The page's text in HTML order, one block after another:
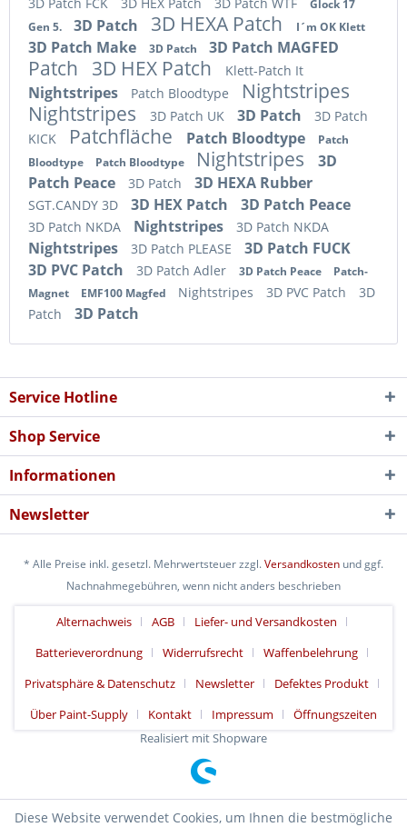
Glock 17
Gen 5.
3D Patch 3D HEXA Patch I´m OK Klett
3D Patch Make 3D Patch 3D Patch MAGFED
Patch 3D HEX Patch Klett-Patch It
Nightstripes Patch Bloodtype
Nightstripes
Nightstripes
3D Patch UK 3D Patch
3D Patch
KICK
Patchfläche Patch Bloodtype
Patch
Bloodtype
Patch Bloodtype Nightstripes
3D
Patch Peace
3D Patch 3D HEXA Rubber
SGT.CANDY 3D 3D HEX Patch 3D Patch Peace
3D Patch NKDA Nightstripes 3D Patch NKDA
Nightstripes 3D Patch PLEASE
3D Patch FUCK
3D PVC Patch
3D Patch Adler 3D Patch Peace
Patch-
Magnet
EMF100 Magfed Nightstripes 3D PVC Patch
3D
Patch
3D Patch
Service Hotline
Shop Service
Informationen
Newsletter
* Alle Preise inkl. gesetzl. Mehrwertsteuer zzgl.Versandkosten und ggf.
Nachnahmegebühren, wenn nicht anders beschrieben
Alternachweis AGB
Liefer- und Versandkosten
Batterieverordnung
Widerrufsrecht
Waffenbelehrung
Privatsphäre & Datenschutz
Newsletter
Defektes Produkt
Über Paint-Supply
Kontakt Impressum
Öffnungszeiten
Realisiert mit Shopware
Diese Website verwendet Cookies, um Ihnen die bestmögliche